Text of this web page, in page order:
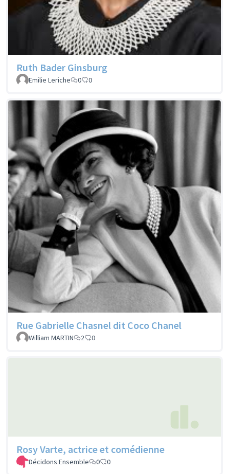
Ruth Bader Ginsburg
Emilie Leriche 0 0
Rue Gabrielle Chasnel dit Coco Chanel
William MARTIN 2 0
Rosy Varte, actrice et comédienne
Décidons Ensemble 0 0